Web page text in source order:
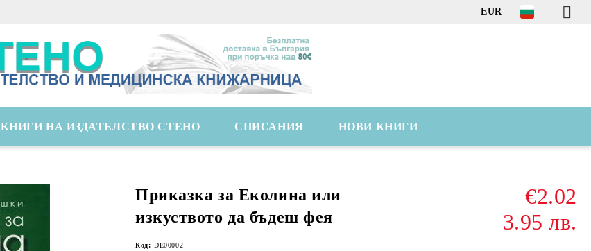
EUR
КНИГИ НА ИЗДАТЕЛСТВО СТЕНО СПИСАНИЯ НОВИ КНИГИ
Приказка за Еколина или
изкуството да бъдеш фея
€2.02
3.95 лв.
Код: DE00002